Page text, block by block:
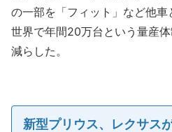
の一部を「フィット」など他車
世界で年間20万台という量産
減らした。
新型プリウス、レクサス